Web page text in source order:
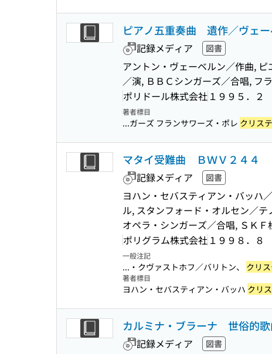
ピアノ五重奏曲 遺作／ヴェー
記録メディア 図書
アントン・ヴェーベルン／作曲,
／演, ＢＢＣシンガーズ／合唱, フ
ポリドール株式会社 １９９５．２
著者標目
...ガーズ フランサワーズ・ポレ クリス
マタイ受難曲 ＢＷＶ２４４
記録メディア 図書
ヨハン・セバスティアン・バッハ
ル, スタンフォード・オルセン／
オペラ・シンガーズ／合唱, ＳＫ
ポリグラム株式会社 １９９８．８
一般注記
...・クヴァストホフ／バリトン、 クリ
著者標目
ヨハン・セバスティアン・バッハ クリ
カルミナ・ブラーナ 世俗的歌
記録メディア 図書